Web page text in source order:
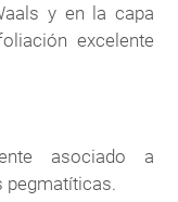
y en la capa
excelente
asociado a
pegmatíticas.